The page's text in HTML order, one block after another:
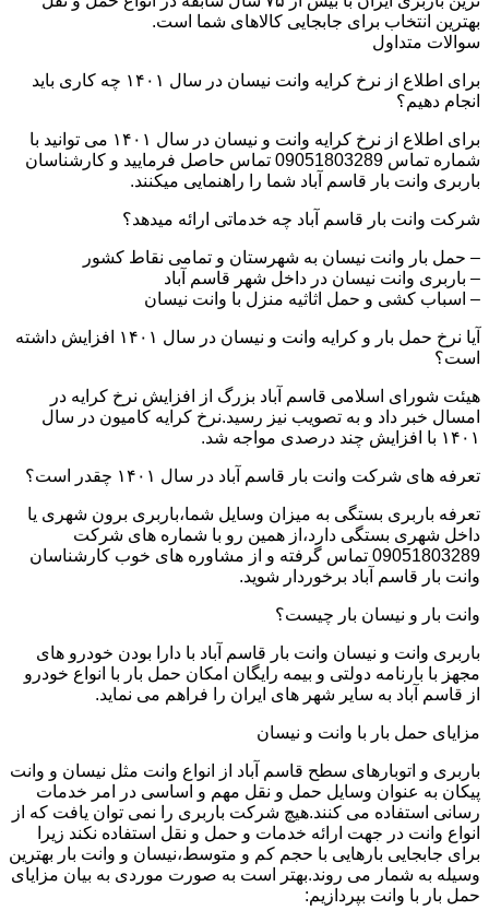
بهترین انتخاب برای جابجایی کالاهای شما است.
سوالات متداول
برای اطلاع از نرخ کرایه وانت نیسان در سال ۱۴۰۱ چه کاری باید
انجام دهیم؟
برای اطلاع از نرخ کرایه وانت و نیسان در سال ۱۴۰۱ می توانید با
شماره تماس 09051803289 تماس حاصل فرمایید و کارشناسان
باربری وانت بار قاسم آباد شما را راهنمایی میکنند.
شرکت وانت بار قاسم آباد چه خدماتی ارائه میدهد؟
– حمل بار وانت نیسان به شهرستان و تمامی نقاط کشور
– باربری وانت نیسان در داخل شهر قاسم آباد
– اسباب کشی و حمل اثاثیه منزل با وانت نیسان
آیا نرخ حمل بار و کرایه وانت و نیسان در سال ۱۴۰۱ افزایش داشته
است؟
هیئت شورای اسلامی قاسم آباد بزرگ از افزایش نرخ کرایه در
امسال خبر داد و به تصویب نیز رسید.نرخ کرایه کامیون در سال
۱۴۰۱ با افزایش چند درصدی مواجه شد.
تعرفه های شرکت وانت بار قاسم آباد در سال ۱۴۰۱ چقدر است؟
تعرفه باربری بستگی به میزان وسایل شما،باربری برون شهری یا
داخل شهری بستگی دارد،از همین رو با شماره های شرکت
09051803289 تماس گرفته و از مشاوره های خوب کارشناسان
وانت بار قاسم آباد برخوردار شوید.
وانت بار و نیسان بار چیست؟
باربری وانت و نیسان وانت بار قاسم آباد با دارا بودن خودرو های
مجهز با بارنامه دولتی و بیمه رایگان امکان حمل بار با انواع خودرو
از قاسم آباد به سایر شهر های ایران را فراهم می نماید.
مزایای حمل بار با وانت و نیسان
باربری و اتوبارهای سطح قاسم آباد از انواع وانت مثل نیسان و وانت
پیکان به عنوان وسایل حمل و نقل مهم و اساسی در امر خدمات
رسانی استفاده می کنند.هیچ شرکت باربری را نمی توان یافت که از
انواع وانت در جهت ارائه خدمات و حمل و نقل استفاده نکند زیرا
برای جابجایی بارهایی با حجم کم و متوسط،نیسان و وانت بار بهترین
وسیله به شمار می روند.بهتر است به صورت موردی به بیان مزایای
حمل بار با وانت بپردازیم: